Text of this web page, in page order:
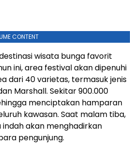
CONTENT
wisata bunga favorit
ini, area festival akan dipenuhi
dari 40 varietas, termasuk jenis
Marshall. Sekitar 900.000
menciptakan hamparan
kawasan. Saat malam tiba,
akan menghadirkan
pengunjung.